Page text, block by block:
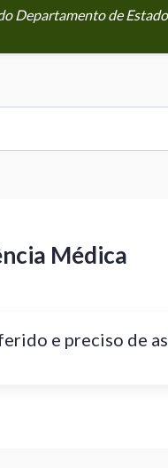
Departamento de
Médica
e preciso de